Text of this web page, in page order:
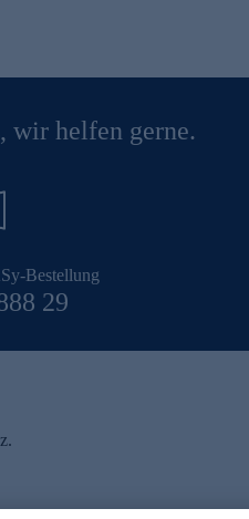
wir helfen gerne.
Bestellung
29